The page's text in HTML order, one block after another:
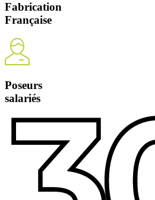
Fabrication
Française
Poseurs
salariés